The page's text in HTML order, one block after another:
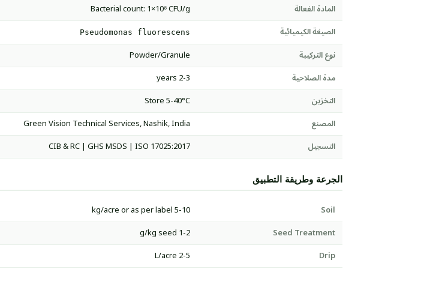
المادة الفعالة
Bacterial count: 1×10⁸ CFU/g
الصيغة الكيميائية
Pseudomonas fluorescens
نوع التركيبة
Powder/Granule
مدة الصلاحية
2-3 years
التخزين
Store 5-40°C
المصنع
Green Vision Technical Services, Nashik, India
التسجيل
CIB & RC | GHS MSDS | ISO 17025:2017
الجرعة وطريقة التطبيق
Soil
5-10 kg/acre or as per label
Seed Treatment
1-2 g/kg seed
Drip
2-5 L/acre